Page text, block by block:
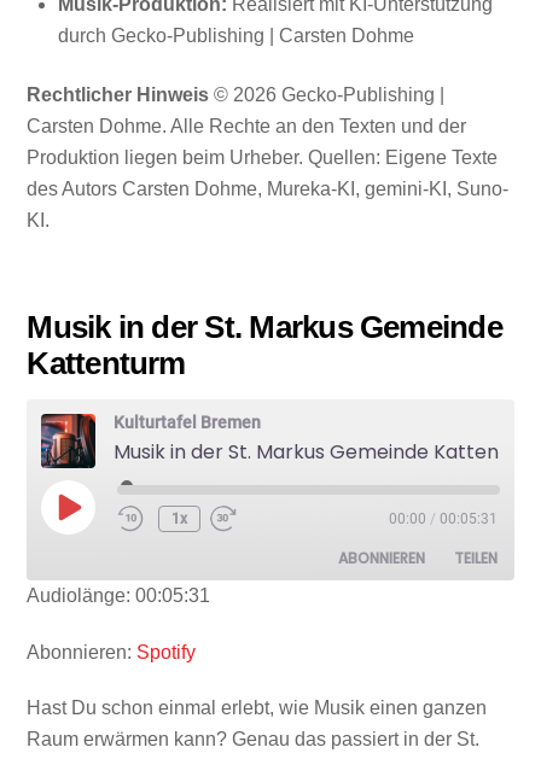
Musik-Produktion: Realisiert mit KI-Unterstützung
durch Gecko-Publishing | Carsten Dohme
Rechtlicher Hinweis © 2026 Gecko-Publishing |
Carsten Dohme. Alle Rechte an den Texten und der
Produktion liegen beim Urheber. Quellen: Eigene Texte
des Autors Carsten Dohme, Mureka-KI, gemini-KI, Suno-
KI.
Musik in der St. Markus Gemeinde
Kattenturm
Kulturtafel Bremen
Play
Episode
1x 00:00 / 00:05:31
ABONNIEREN TEILEN
Audiolänge: 00:05:31
Abonnieren: Spotify
Hast Du schon einmal erlebt, wie Musik einen ganzen
Raum erwärmen kann? Genau das passiert in der St.